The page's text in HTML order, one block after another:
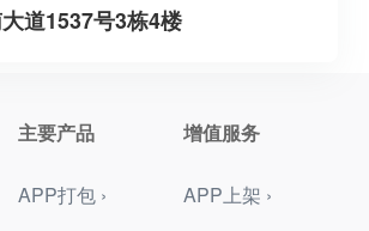
道1537号3栋4楼
主要产品
APP打包 ›
增值服务
APP上架 ›